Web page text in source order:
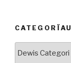
CATEGORÏAU